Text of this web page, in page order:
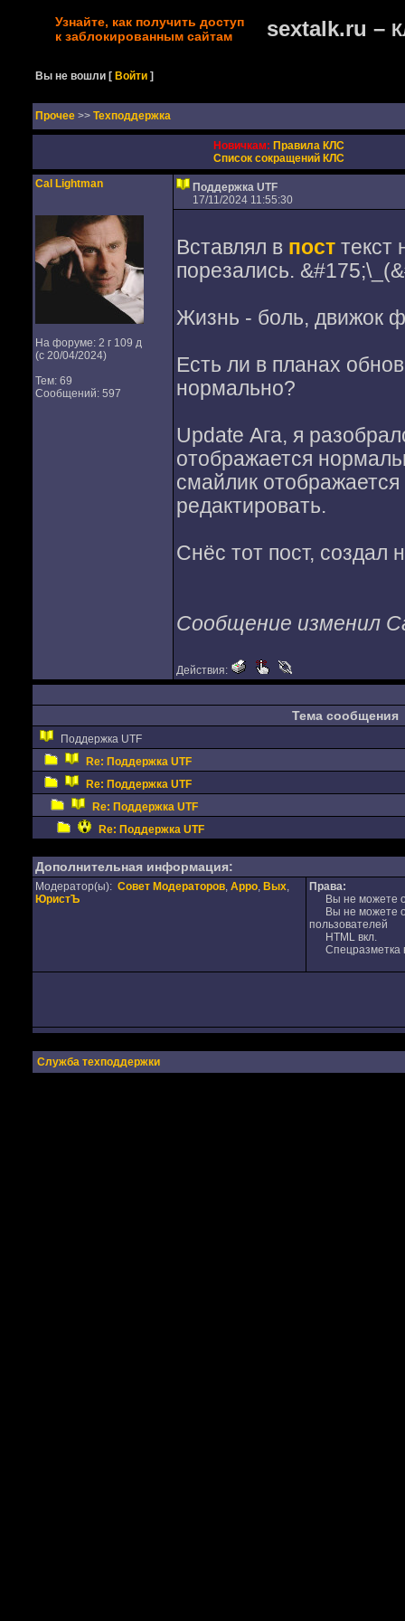
Узнайте, как получить доступ
к заблокированным сайтам
sextalk.ru –
Вы не вошли [Войти ]
Прочее >> Техподдержка
Новичкам: Правила КЛС
Список сокращений КЛС
Cal Lightman
На форуме: 2 г 109 д
(с 20/04/2024)
Тем: 69
Сообщений: 597
Поддержка UTF
17/11/2024 11:55:30
Вставлял в посттекст
порезались.
Жизнь - боль, движок
Есть ли в планах
нормально?
Update Ага, я
отображается
смайлик
редактировать.
Снёс тот пост, создал
Сообщение изменил
Действия:
Тема сообщения
Поддержка UTF
Re: Поддержка UTF
Re: Поддержка UTF
Re: Поддержка UTF
Re: Поддержка UTF
Дополнительная информация:
Модератор(ы): Совет Модераторов, Appo, Вых,
ЮристЪ
Права:
Вы не можете
Вы не можете
пользователей
HTML вкл.
Спецразметка
Служба техподдержки